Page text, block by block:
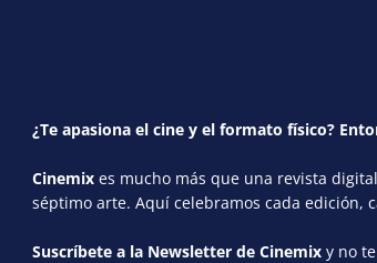
¿Te apasiona el cine y el formato físico?
Cinemix es mucho más que una revista
séptimo arte. Aquí celebramos cada edición,
Suscríbete a la Newsletter de Cinemix y no